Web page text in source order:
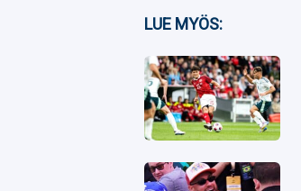
Whatsapp
LUE MYÖS: